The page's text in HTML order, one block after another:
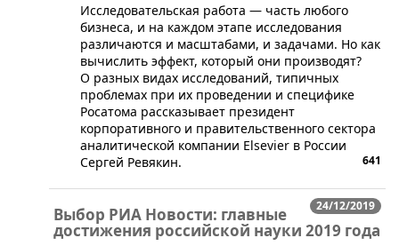
Исследовательская работа — часть любого
бизнеса, и на каждом этапе исследования
различаются и масштабами, и задачами. Но как
вычислить эффект, который они производят?
О разных видах исследований, типичных
проблемах при их проведении и специфике
Росатома рассказывает президент
корпоративного и правительственного сектора
аналитической компании Elsevier в России
Сергей Ревякин.
641
24/12/2019
Выбор РИА Новости: главные
достижения российской науки 2019 года